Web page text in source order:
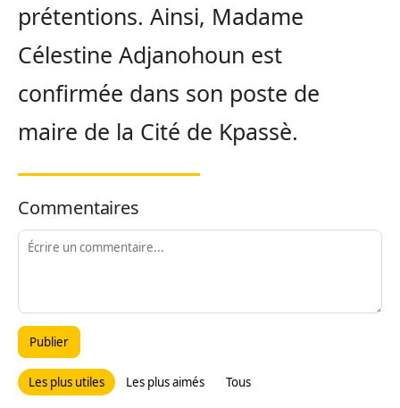
prétentions. Ainsi, Madame
Célestine Adjanohoun est
confirmée dans son poste de
maire de la Cité de Kpassè.
Commentaires
Publier
Les plus utiles Les plus aimés Tous